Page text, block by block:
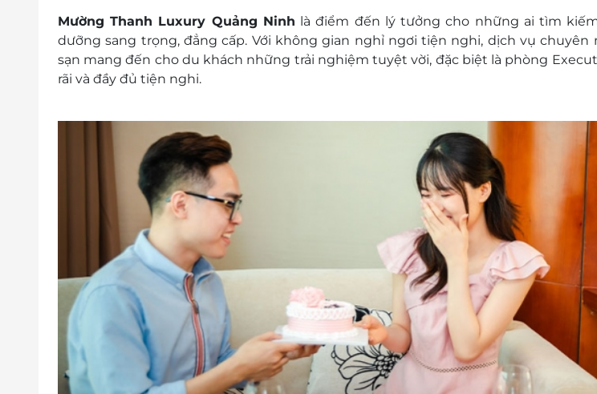
Trẻ em từ 12 tuổi trở lên, tính như người lớn thứ 3
Điều kiện đặt phòng:
Hotline đặt phòng & tư vấn (9h00-20h00): 1900 2065
Văn phòng HCM: 028.6680 8757 /
mức giá ưu đãi nhất
Phụ thu Lễ (Giỗ tổ Hùng Vương: 5/4/2025-6/4/2025: phụ thu 300.000 VNĐ/
Phụ thu người thứ 3 (không kê giường phụ): 350.000 VNĐ/người/đêm (bao
Phụ thu giường phụ (extra bed): 500.000 VNĐ/giường/đêm đã bao gồm
giường riêng cho người thứ 3. Mỗi phòng chỉ được kê 01 giường phụ
Quy định nhận trả phòng:
Giờ nhận phòng: 14h00
Giờ trả phòng: 12h00
Điều kiện khác:
Áp dụng 01 E-Voucher/E-Coupon cho 02 khách
Một khách hàng được mua nhiều E-Voucher/E-Coupon
E-Voucher/E-Coupon không có giá trị quy đổi thành tiền mặt, không trả lại
Không áp dụng đồng thời với chương trình khuyến mại khác.
Mường Thanh Luxury Quảng Ninh là điểm đến lý tưởng cho những ai tìm
dưỡng sang trọng, đẳng cấp. Với không gian nghỉ ngơi tiện nghi, dịch vụ chuyên
sạn mang đến cho du khách những trải nghiệm tuyệt vời, đặc biệt là phòng
rãi và đầy đủ tiện nghi.